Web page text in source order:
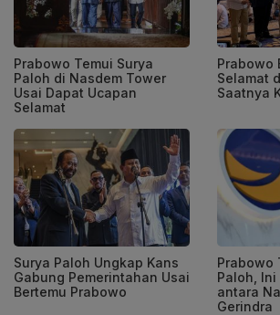
Prabowo Temui Surya
Paloh di Nasdem Tower
Usai Dapat Ucapan
Selamat
Prabowo
Selamat
Saatnya
Surya Paloh Ungkap Kans
Gabung Pemerintahan Usai
Bertemu Prabowo
Prabowo
Paloh,
antara
Gerindra